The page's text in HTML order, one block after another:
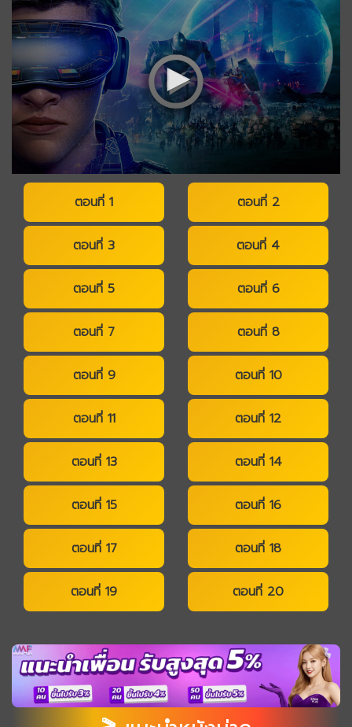
seconds
seconds
ตอนที่ 1 ตอนที่ 2
ตอนที่ 3 ตอนที่ 4
ตอนที่ 5 ตอนที่ 6
ตอนที่ 7 ตอนที่ 8
ตอนที่ 9 ตอนที่ 10
ตอนที่ 11 ตอนที่ 12
ตอนที่ 13 ตอนที่ 14
ตอนที่ 15 ตอนที่ 16
ตอนที่ 17 ตอนที่ 18
ตอนที่ 19 ตอนที่ 20